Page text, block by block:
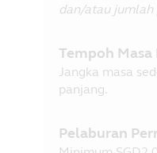
dan/atau jumlah
Tempoh
Jangka masa
panjang.
Pelaburan